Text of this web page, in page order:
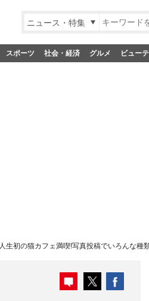
ニュース・特集
スポーツ 社会・経済 グルメ ビュー
生初の猫カフェ満喫!写真投稿でいろんな種